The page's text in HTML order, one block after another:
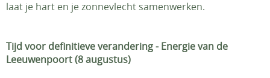
laat je hart en je zonnevlecht samenwerken.
Tijd voor definitieve verandering - Energie van de
Leeuwenpoort (8 augustus)